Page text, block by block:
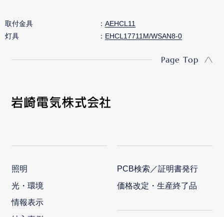
取付金具
AEHCL11
灯具
EHCL17711M/WSAN8-0
Page Top
照明
光・環境
情報表示
PCB検索／証明書発行
価格改定・生産終了品